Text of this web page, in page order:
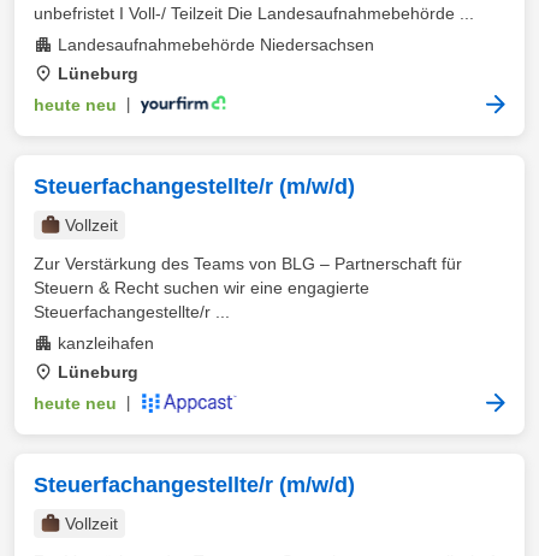
unbefristet I Voll-/ Teilzeit Die Landesaufnahmebehörde ...
Landesaufnahmebehörde Niedersachsen
Lüneburg
heute neu
Steuerfachangestellte/r (m/w/d)
Vollzeit
Zur Verstärkung des Teams von BLG – Partnerschaft für
Steuern & Recht suchen wir eine engagierte
Steuerfachangestellte/r ...
kanzleihafen
Lüneburg
heute neu
Steuerfachangestellte/r (m/w/d)
Vollzeit